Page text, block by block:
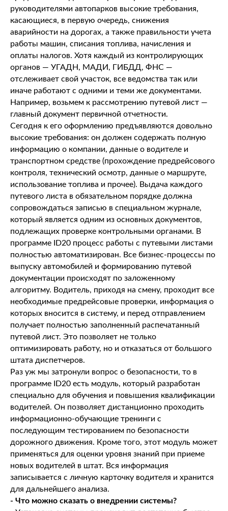
руководителями автопарков высокие требования,
касающиеся, в первую очередь, снижения
аварийности на дорогах, а также правильности учета
работы машин, списания топлива, начисления и
оплаты налогов. Хотя каждый из контролирующих
органов — УГАДН, МАДИ, ГИБДД, ФНС —
отслеживает свой участок, все ведомства так или
иначе работают с одними и теми же документами.
Например, возьмем к рассмотрению путевой лист —
главный документ первичной отчетности.
Сегодня к его оформлению предъявляются довольно
высокие требования: он должен содержать полную
информацию о компании, данные о водителе и
транспортном средстве (прохождение предрейсового
контроля, технический осмотр, данные о маршруте,
использование топлива и прочее). Выдача каждого
путевого листа в обязательном порядке должна
сопровождаться записью в специальном журнале,
который является одним из основных документов,
подлежащих проверке контрольными органами. В
программе ID20 процесс работы с путевыми листами
полностью автоматизирован. Все бизнес-процессы по
выпуску автомобилей и формированию путевой
документации происходят по заложенному
алгоритму. Водитель, приходя на смену, проходит все
необходимые предрейсовые проверки, информация о
которых вносится в систему, и перед отправлением
получает полностью заполненный распечатанный
путевой лист. Это позволяет не только
оптимизировать работу, но и отказаться от большого
штата диспетчеров.
Раз уж мы затронули вопрос о безопасности, то в
программе ID20 есть модуль, который разработан
специально для обучения и повышения квалификации
водителей. Он позволяет дистанционно проходить
информационно-обучающие тренинги с
последующим тестированием по безопасности
дорожного движения. Кроме того, этот модуль может
применяться для оценки уровня знаний при приеме
новых водителей в штат. Вся информация
записывается с личную карточку водителя и хранится
для дальнейшего анализа.
- Что можно сказать о внедрении системы?